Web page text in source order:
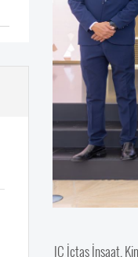
IC İçtaş İnşaat,